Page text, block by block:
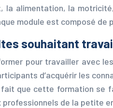
alimentation, la
module est composé de
souhaitant
pour travailler avec
d’acquérir les
que cette formation
de la petite